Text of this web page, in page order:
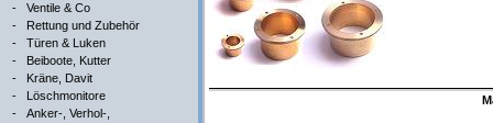
- Ventile & Co
- Rettung und Zubehör
- Türen & Luken
- Beiboote, Kutter
- Kräne, Davit
- Löschmonitore
- Anker-, Verhol-,